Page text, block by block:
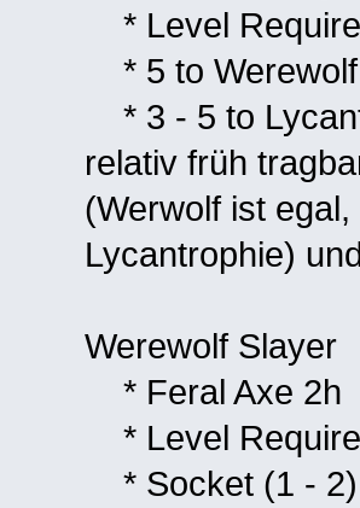
* Level
* 5 to Werewolf
* 3 - 5 to
relativ früh
(Werwolf ist
Lycantrophie)
Werewolf Slayer
* Feral Axe 2h
* Level
* Socket (1 - 2)